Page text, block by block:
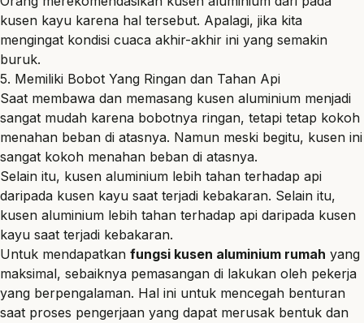
kusen kayu karena hal tersebut. Apalagi, jika kita
mengingat kondisi cuaca akhir-akhir ini yang semakin
buruk.
5. Memiliki Bobot Yang Ringan dan Tahan Api
Saat membawa dan memasang kusen aluminium menjadi
sangat mudah karena bobotnya ringan, tetapi tetap kokoh
menahan beban di atasnya. Namun meski begitu, kusen ini
sangat kokoh menahan beban di atasnya.
Selain itu, kusen aluminium lebih tahan terhadap api
daripada kusen kayu saat terjadi kebakaran. Selain itu,
kusen aluminium lebih tahan terhadap api daripada kusen
kayu saat terjadi kebakaran.
Untuk mendapatkan fungsi kusen aluminium rumah yang
maksimal, sebaiknya pemasangan di lakukan oleh pekerja
yang berpengalaman. Hal ini untuk mencegah benturan
saat proses pengerjaan yang dapat merusak bentuk dan